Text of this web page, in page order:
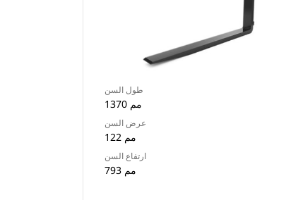
طول السن
1370 مم
عرض السن
122 مم
ارتفاع السن
793 مم